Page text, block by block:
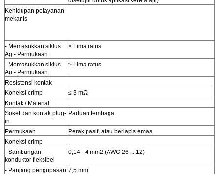
Kehidupan pelayanan
mekanis
- Memasukkan siklus
Ag - Permukaan
≥ Lima ratus
- Memasukkan siklus
Au - Permukaan
≥ Lima ratus
Resistensi kontak
Koneksi crimp
≤ 3 mΩ
Kontak / Material
Soket dan kontak plug-
in
Paduan tembaga
Permukaan
Perak pasif, atau berlapis emas
Koneksi crimp
- Sambungan
konduktor fleksibel
0,14 - 4 mm2 (AWG 26 ... 12)
- Panjang pengupasan 7,5 mm